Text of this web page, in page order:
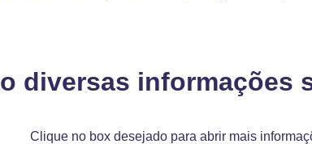
diversas informações
Clique no box desejado para abrir mais